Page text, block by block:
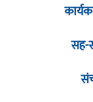
सह-